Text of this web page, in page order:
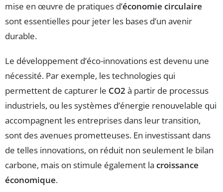
mise en œuvre de pratiques d’économie circulaire
sont essentielles pour jeter les bases d’un avenir
durable.
Le développement d’éco-innovations est devenu une
nécessité. Par exemple, les technologies qui
permettent de capturer le CO2 à partir de processus
industriels, ou les systèmes d’énergie renouvelable qui
accompagnent les entreprises dans leur transition,
sont des avenues prometteuses. En investissant dans
de telles innovations, on réduit non seulement le bilan
carbone, mais on stimule également la croissance
économique.